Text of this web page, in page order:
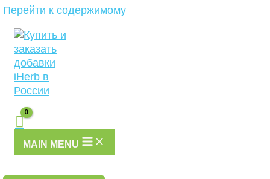
Перейти к содержимому
MAIN MENU